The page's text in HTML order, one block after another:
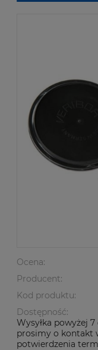
Ocena:
Producent:
Kod produktu:
Dostępność:
Wysyłka powyżej 7
prosimy o kontakt
potwierdzenia